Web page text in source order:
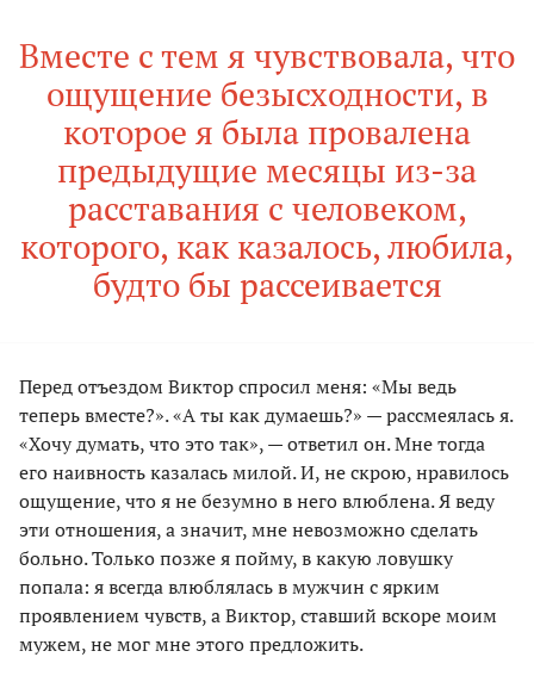
Вместе с тем я чувствовала, что
ощущение безысходности, в
которое я была провалена
предыдущие месяцы из-за
расставания с человеком,
которого, как казалось, любила,
будто бы рассеивается
Перед отъездом Виктор спросил меня: «Мы ведь
теперь вместе?». «А ты как думаешь?» — рассмеялась я.
«Хочу думать, что это так», — ответил он. Мне тогда
его наивность казалась милой. И, не скрою, нравилось
ощущение, что я не безумно в него влюблена. Я веду
эти отношения, а значит, мне невозможно сделать
больно. Только позже я пойму, в какую ловушку
попала: я всегда влюблялась в мужчин с ярким
проявлением чувств, а Виктор, ставший вскоре моим
мужем, не мог мне этого предложить.